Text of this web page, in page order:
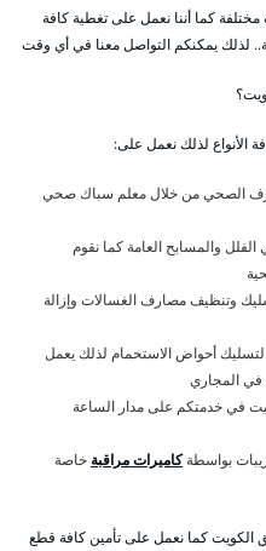
كما أننا نعمل على تغطية كافة
لذلك يمكنكم التواصل معنا في أي وقت
الأنواع لذلك نعمل على:
الصحي من خلال معلم سباك صحي
والمسابح العامة كما نقوم
وتنظيف مصارف الغسالات وإزالة
أحواض الاستحمام لذلك يعمل
المجاري
في خدمتكم على مدار الساعة
بواسطةكاميرات مراقبة خاصة
الكويت كما نعمل على تأمين كافة قطع